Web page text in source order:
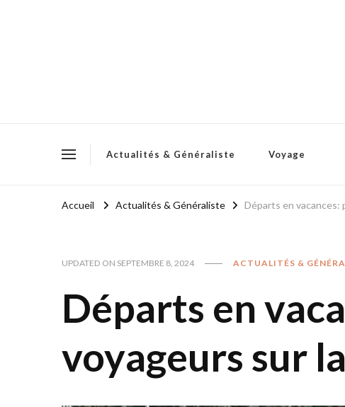
Actualités & Généraliste Voyage
Accueil Actualités & Généraliste Départs en vacances:
UPDATED ON SEPTEMBRE 8, 2024 ACTUALITÉS &
Départs en
voyageurs sur